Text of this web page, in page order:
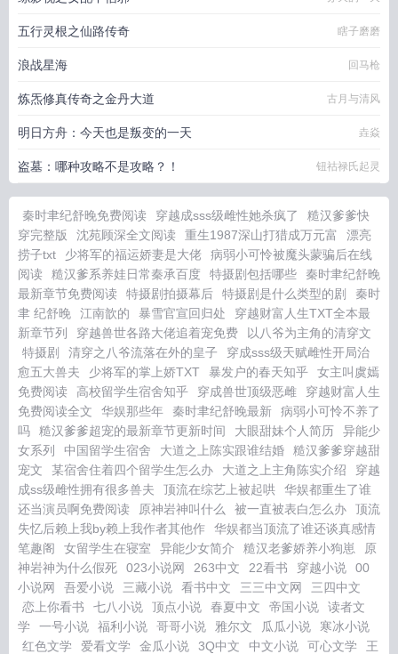
五行灵根之仙路传奇 瞎子磨磨
浪战星海 回马枪
炼炁修真传奇之金丹大道 古月与清风
明日方舟：今天也是叛变的一天 垚焱
盗墓：哪种攻略不是攻略？！ 钮祜禄氏起灵
秦时聿纪舒晚免费阅读 穿越成sss级雌性她杀疯了
糙汉爹爹快
穿完整版
沈苑顾深全文阅读 重生1987深山打猎成万元富
漂亮
捞子txt
少将军的福运娇妻是大佬
病弱小可怜被魔头蒙骗后在线
阅读
糙汉爹系养娃日常秦承百度 特摄剧包括哪些
秦时聿纪舒晚
最新章节免费阅读
特摄剧拍摄幕后 特摄剧是什么类型的剧
秦时
聿 纪舒晚
江南歆的 暴雪官宣回归处
穿越财富人生TXT全本最
新章节列
穿越兽世各路大佬追着宠免费
以八爷为主角的清穿文
特摄剧
清穿之八爷流落在外的皇子
穿成sss级天赋雌性开局治
愈五大兽夫
少将军的掌上娇TXT 暴发户的春天知乎
女主叫虞嫣
免费阅读
高校留学生宿舍知乎 穿成兽世顶级恶雌
穿越财富人生
免费阅读全文
华娱那些年 秦时聿纪舒晚最新
病弱小可怜不养了
吗
糙汉爹爹超宠的最新章节更新时间 大眼甜妹个人简历
异能少
女系列
中国留学生宿舍 大道之上陈实跟谁结婚
糙汉爹爹穿越甜
宠文
某宿舍住着四个留学生怎么办 大道之上主角陈实介绍
穿越
成ss级雌性拥有很多兽夫
顶流在综艺上被起哄
华娱都重生了谁
还当演员啊免费阅读
原神岩神叫什么 被一直被表白怎么办
顶流
失忆后赖上我by赖上我作者其他作
华娱都当顶流了谁还谈真感情
笔趣阁
女留学生在寝室 异能少女简介 糙汉老爹娇养小狗崽
原
神岩神为什么假死
023小说网 263中文 22看书 穿越小说
00
小说网
吾爱小说 三藏小说 看书中文 三三中文网
三四中文
恋上你看书
七八小说 顶点小说 春夏中文 帝国小说
读者文
学
一号小说 福利小说 哥哥小说 雅尔文 瓜瓜小说
寒冰小说
红色文学
爱看文学 金瓜小说 3Q中文 中文小说 可心文学
王